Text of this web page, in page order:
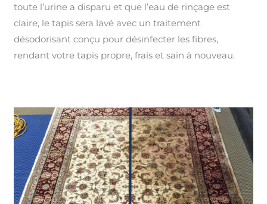
toute l’urine a disparu et que l’eau de rinçage est
claire, le tapis sera lavé avec un traitement
désodorisant conçu pour désinfecter les fibres,
rendant votre tapis propre, frais et sain à nouveau.